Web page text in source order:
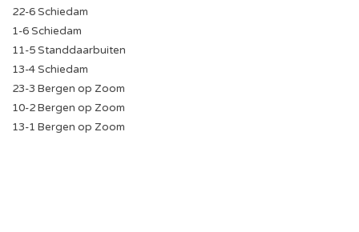
22-6 Schiedam
1-6 Schiedam
11-5 Standdaarbuiten
13-4 Schiedam
23-3 Bergen op Zoom
10-2 Bergen op Zoom
13-1 Bergen op Zoom